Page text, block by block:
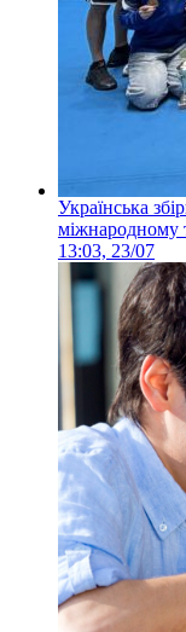
Українська
міжнародному
13:03, 23/07